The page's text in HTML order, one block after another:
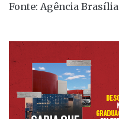
Fonte: Agência Brasília